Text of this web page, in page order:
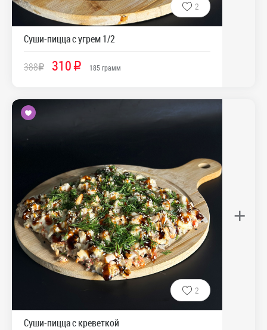
2
Суши-пицца с угрем 1/2
388R 310R 185грамм
2
Суши-пицца с креветкой
+